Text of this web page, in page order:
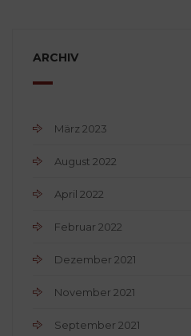
ARCHIV
März 2023
August 2022
April 2022
Februar 2022
Dezember 2021
November 2021
September 2021